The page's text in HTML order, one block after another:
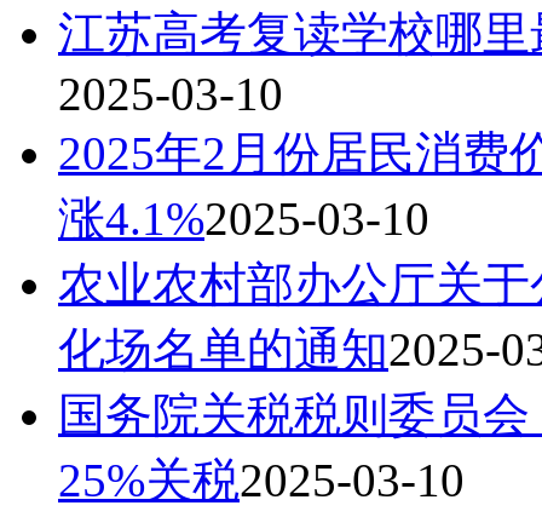
江苏高考复读学校哪
2025-03-10
2025年2月份居民消费
涨4.1%2025-03-10
农业农村部办公厅关
化场名单的通知2025-
国务院关税税则委员
25%关税2025-03-10